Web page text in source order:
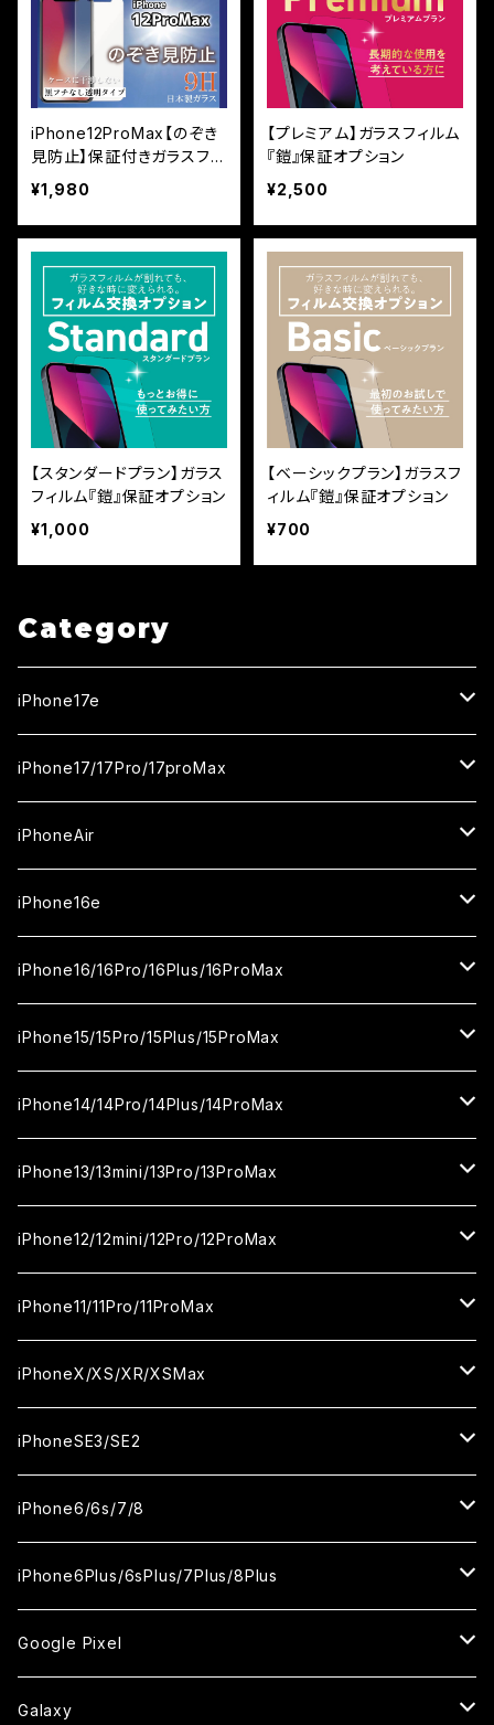
iPhone12ProMax【のぞき
見防止】保証付きガラスフィ
ルム『鎧』平面タイプ
¥1,980
【プレミアム】ガラスフィルム
『鎧』保証オプション
¥2,500
【スタンダードプラン】ガラス
フィルム『鎧』保証オプション
¥1,000
【ベーシックプラン】ガラスフ
ィルム『鎧』保証オプション
¥700
Category
iPhone17e
ガラスフィルム
セラミックフィルム
カメラ用フィルム
iPhone17/17Pro/17proMax
iPhone17
ガラスフィルム
セラミックフィルム
iPhone17Pro
ガラスフィルム
セラミックフィルム
iPhone17proMax
ガラスフィルム
セラミックフィルム
iPhoneAir
ガラスフィルム
セラミックフィルム
カメラ用フィルム
iPhone16e
ガラスフィルム
セラミックフィルム
カメラ用フィルム
iPhone16/16Pro/16Plus/16ProMax
iPhone16
ガラスフィルム
セラミックフィルム
iPhone16Pro
ガラスフィルム
セラミックフィルム
iPhone16Plus
ガラスフィルム
セラミックフィルム
iPhone16ProMax
ガラスフィルム
セラミックフィルム
iPhone15/15Pro/15Plus/15ProMax
iPhone15
ガラスフィルム
セラミックフィルム
iPhone15Pro
ガラスフィルム
セラミックフィルム
iPhone15Plus
ガラスフィルム
セラミックフィルム
iPhone15ProMax
ガラスフィルム
セラミックフィルム
iPhone14/14Pro/14Plus/14ProMax
iPhone14
ガラスフィルム
セラミックフィルム
iPhone14Pro
ガラスフィルム
セラミックフィルム
iPhone14Plus
ガラスフィルム
セラミックフィルム
iPhone14ProMax
ガラスフィルム
セラミックフィルム
iPhone13/13mini/13Pro/13ProMax
iPhone13/13Pro
ガラスフィルム
セラミックフィルム
iPhone13mini
ガラスフィルム
セラミックフィルム
iPhone13ProMax
ガラスフィルム
セラミックフィルム
iPhone12/12mini/12Pro/12ProMax
iPhone12/12Pro
ガラスフィルム
セラミックフィルム
iPhone12mini
ガラスフィルム
セラミックフィルム
iPhone12ProMax
ガラスフィルム
セラミックフィルム
iPhone11/11Pro/11ProMax
iPhone11
ガラスフィルム
セラミックフィルム
iPhone11Pro
ガラスフィルム
セラミックフィルム
iPhone11Pro Max
ガラスフィルム
セラミックフィルム
iPhoneX/XS/XR/XSMax
iPhoneX
ガラスフィルム
セラミックフィルム
iPhoneXS
ガラスフィルム
セラミックフィルム
iPhoneXR
ガラスフィルム
セラミックフィルム
iPhoneXSMax
ガラスフィルム
iPhoneSE3/SE2
iPhoneSE3
ガラスフィルム
ケース
iPhoneSE2
ガラスフィルム
ケース
iPhone6/6s/7/8
iPhone8
ガラスフィルム
セラミックフィルム
iPhone7
ガラスフィルム
iPhone6s
iPhone6Plus/6sPlus/7Plus/8Plus
iPhone6Plus
ガラスフィルム
iPhone6sPlus
Google Pixel
ガラスフィルム
Galaxy